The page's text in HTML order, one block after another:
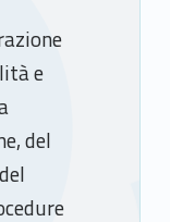
e
del